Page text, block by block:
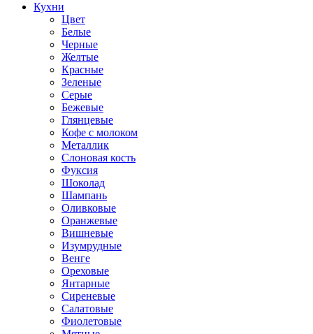
Кухни
Цвет
Белые
Черные
Желтые
Красные
Зеленые
Серые
Бежевые
Глянцевые
Кофе с молоком
Металлик
Слоновая кость
Фуксия
Шоколад
Шампань
Оливковые
Оранжевые
Вишневые
Изумрудные
Венге
Ореховые
Янтарные
Сиреневые
Салатовые
Фиолетовые